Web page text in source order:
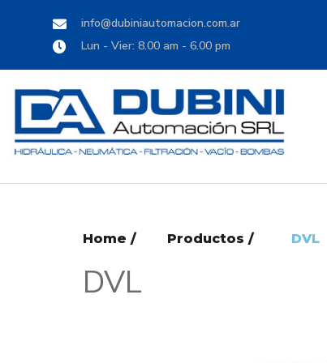
info@dubiniautomacion.com.ar
Lun - Vier: 8.00 am - 6.00 pm
Home / Productos / DVL
DVL